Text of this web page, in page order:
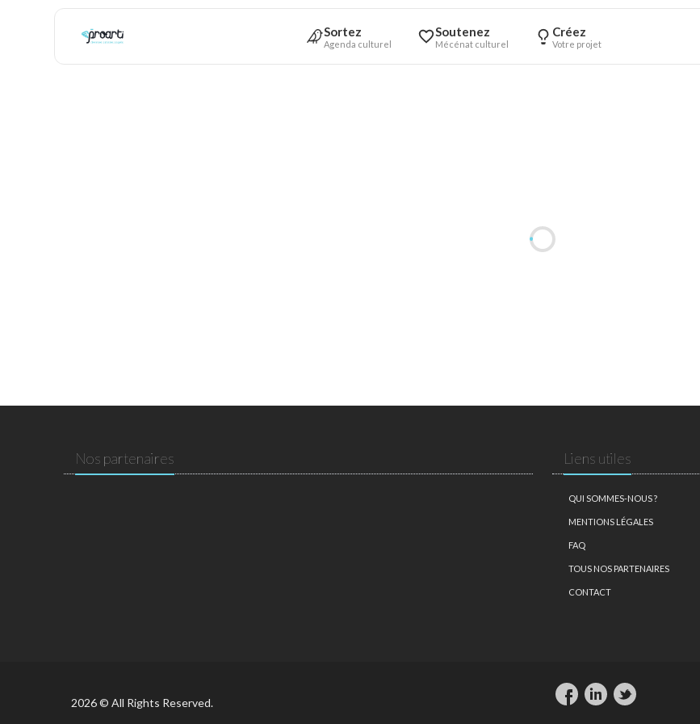
Sortez
Agenda culturel
Soutenez
Mécénat culturel
Créez
Votre projet
Nos partenaires Liens utiles
QUI SOMMES-NOUS ?
MENTIONS LÉGALES
FAQ
TOUS NOS PARTENAIRES
CONTACT
2026 © All Rights Reserved.